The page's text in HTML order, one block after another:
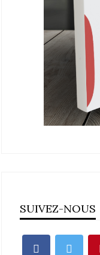
SUIVEZ-NOUS